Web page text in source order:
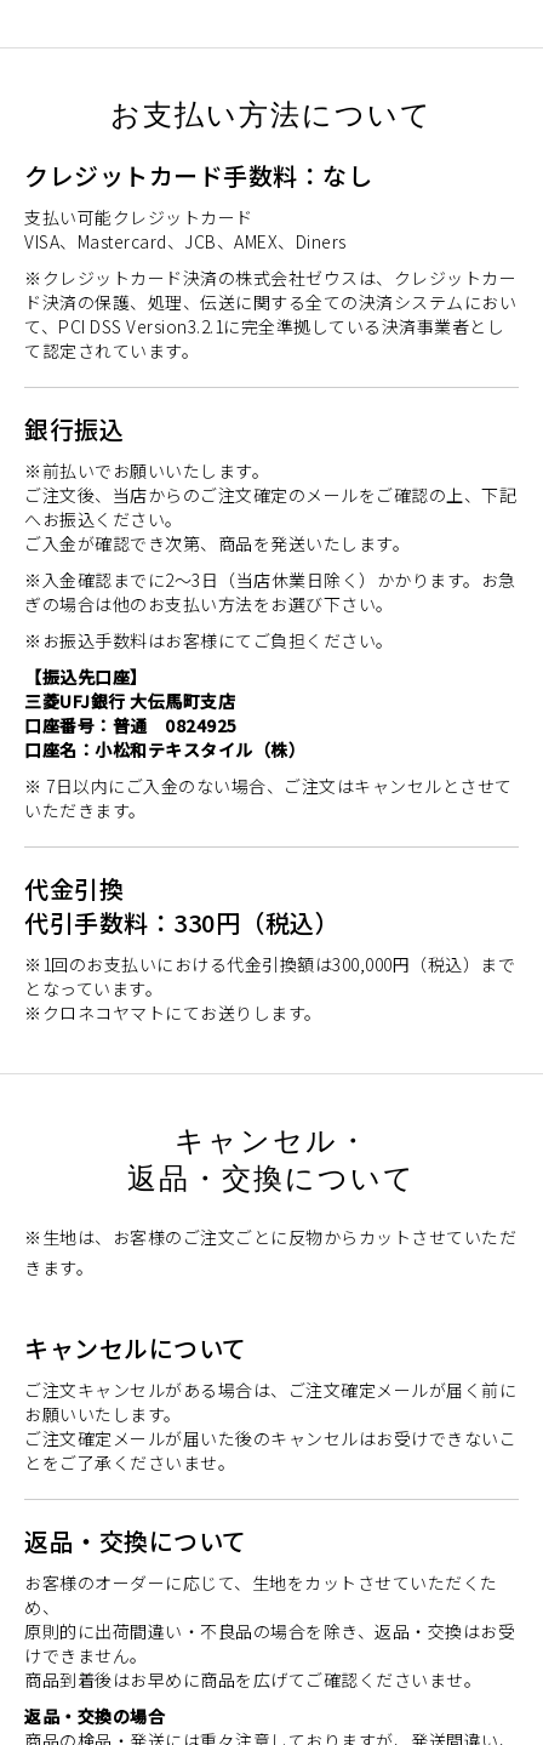
お支払い方法について
クレジットカード手数料：なし
支払い可能クレジットカード
VISA、Mastercard、JCB、AMEX、Diners
※クレジットカード決済の株式会社ゼウスは、クレジットカー
ド決済の保護、処理、伝送に関する全ての決済システムにおい
て、PCI DSS Version3.2.1に完全準拠している決済事業者とし
て認定されています。
銀行振込
※前払いでお願いいたします。
ご注文後、当店からのご注文確定のメールをご確認の上、下記
へお振込ください。
ご入金が確認でき次第、商品を発送いたします。
※入金確認までに2～3日（当店休業日除く）かかります。お急
ぎの場合は他のお支払い方法をお選び下さい。
※お振込手数料はお客様にてご負担ください。
【振込先口座】
三菱UFJ銀行 大伝馬町支店
口座番号：普通 0824925
口座名：小松和テキスタイル（株）
※ 7日以内にご入金のない場合、ご注文はキャンセルとさせて
いただきます。
代金引換
代引手数料：330円（税込）
※1回のお支払いにおける代金引換額は300,000円（税込）まで
となっています。
※クロネコヤマトにてお送りします。
キャンセル・
返品・交換について
※生地は、お客様のご注文ごとに反物からカットさせていただ
きます。
キャンセルについて
ご注文キャンセルがある場合は、ご注文確定メールが届く前に
お願いいたします。
ご注文確定メールが届いた後のキャンセルはお受けできないこ
とをご了承くださいませ。
返品・交換について
お客様のオーダーに応じて、生地をカットさせていただくた
め、
原則的に出荷間違い・不良品の場合を除き、返品・交換はお受
けできません。
商品到着後はお早めに商品を広げてご確認くださいませ。
返品・交換の場合
商品の検品・発送には重々注意しておりますが、発送間違い、